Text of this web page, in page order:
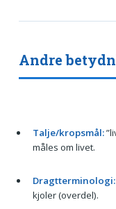
Andre
Talje/kropsmål:
måles om livet.
Dragtterminologi:
kjoler (overdel).